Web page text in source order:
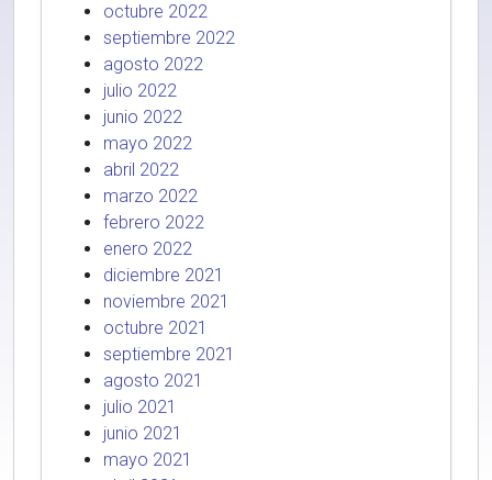
octubre 2022
septiembre 2022
agosto 2022
julio 2022
junio 2022
mayo 2022
abril 2022
marzo 2022
febrero 2022
enero 2022
diciembre 2021
noviembre 2021
octubre 2021
septiembre 2021
agosto 2021
julio 2021
junio 2021
mayo 2021